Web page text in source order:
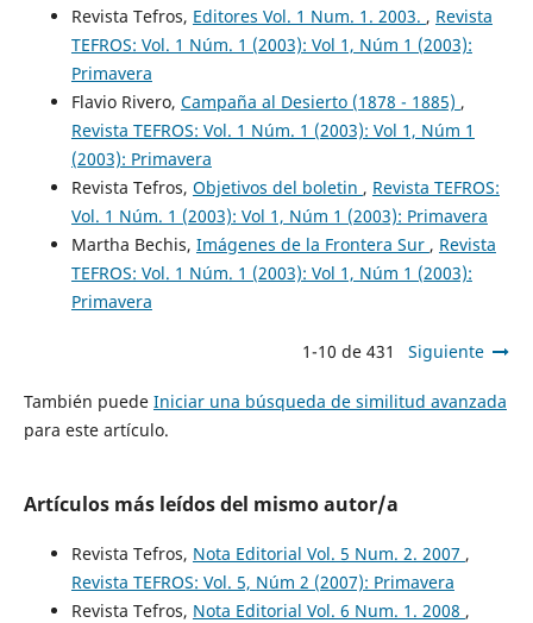
Revista Tefros, Editores Vol. 1 Num. 1. 2003. , Revista
TEFROS: Vol. 1 Núm. 1 (2003): Vol 1, Núm 1 (2003):
Primavera
Flavio Rivero, Campaña al Desierto (1878 - 1885) ,
Revista TEFROS: Vol. 1 Núm. 1 (2003): Vol 1, Núm 1
(2003): Primavera
Revista Tefros, Objetivos del boletin , Revista TEFROS:
Vol. 1 Núm. 1 (2003): Vol 1, Núm 1 (2003): Primavera
Martha Bechis, Imágenes de la Frontera Sur , Revista
TEFROS: Vol. 1 Núm. 1 (2003): Vol 1, Núm 1 (2003):
Primavera
1-10 de 431 Siguiente
También puede Iniciar una búsqueda de similitud avanzada
para este artículo.
Artículos más leídos del mismo autor/a
Revista Tefros, Nota Editorial Vol. 5 Num. 2. 2007 ,
Revista TEFROS: Vol. 5, Núm 2 (2007): Primavera
Revista Tefros, Nota Editorial Vol. 6 Num. 1. 2008 ,